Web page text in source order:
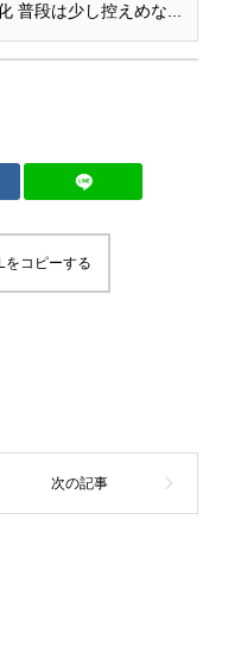
普段は少し控えめな...
をコピーする